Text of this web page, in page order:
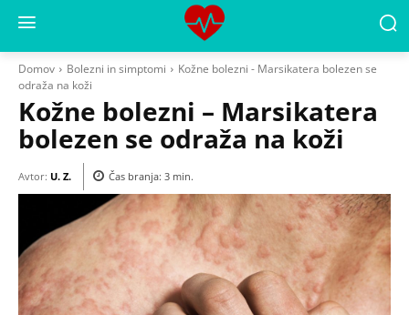
Domov Bolezni in simptomi
Kožne bolezni - Marsikatera bolezen se
odraža na koži
Kožne bolezni – Marsikatera
bolezen se odraža na koži
Avtor: U. Z. Čas branja: 3 min.